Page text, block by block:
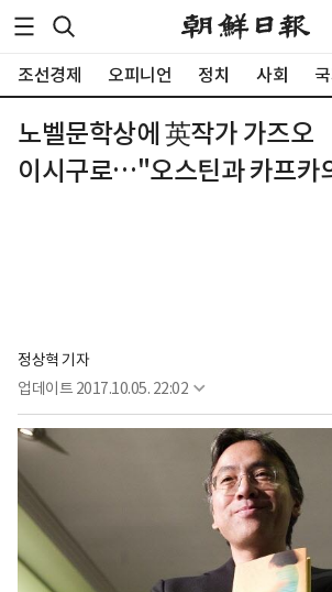
조선경제 오피니언 정치 사회
노벨문학상에 英작가 가즈오
이시구로…"오스틴과 카프카
정상혁 기자
업데이트 2017.10.05. 22:02